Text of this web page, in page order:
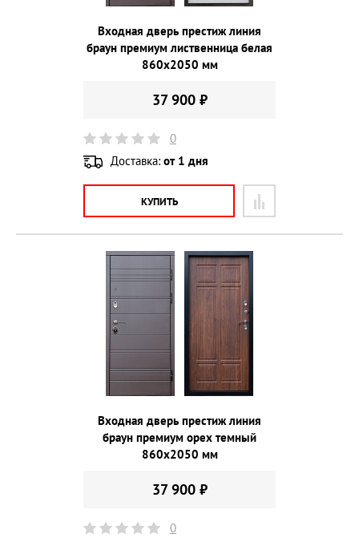
Входная дверь престиж линия
браун премиум лиственница белая
860х2050 мм
37 900 ₽
0
Доставка: от 1 дня
КУПИТЬ
Входная дверь престиж линия
браун премиум орех темный
860х2050 мм
37 900 ₽
0